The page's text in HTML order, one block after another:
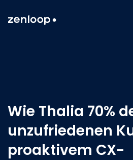
Wie Thalia 70%
unzufriedenen
proaktivem CX-